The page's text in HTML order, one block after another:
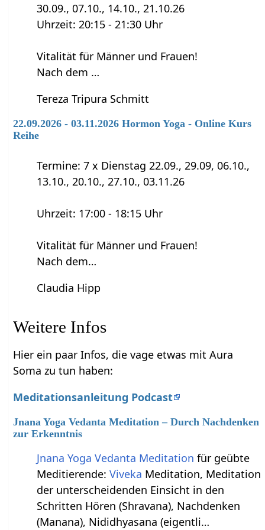
30.09., 07.10., 14.10., 21.10.26
Uhrzeit: 20:15 - 21:30 Uhr
Vitalität für Männer und Frauen!
Nach dem …
Tereza Tripura Schmitt
22.09.2026 - 03.11.2026 Hormon Yoga - Online Kurs
Reihe
Termine: 7 x Dienstag 22.09., 29.09, 06.10.,
13.10., 20.10., 27.10., 03.11.26
Uhrzeit: 17:00 - 18:15 Uhr
Vitalität für Männer und Frauen!
Nach dem…
Claudia Hipp
Weitere Infos
Hier ein paar Infos, die vage etwas mit Aura
Soma zu tun haben:
Meditationsanleitung Podcast
Jnana Yoga Vedanta Meditation – Durch Nachdenken
zur Erkenntnis
Jnana Yoga Vedanta Meditation für geübte
Meditierende:Viveka Meditation, Meditation
der unterscheidenden Einsicht in den
Schritten Hören (Shravana), Nachdenken
(Manana), Nididhyasana (eigentli…